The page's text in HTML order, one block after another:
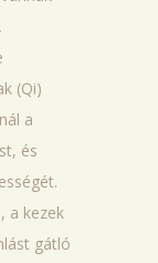
(Qi)
a
és
a kezek
gátló